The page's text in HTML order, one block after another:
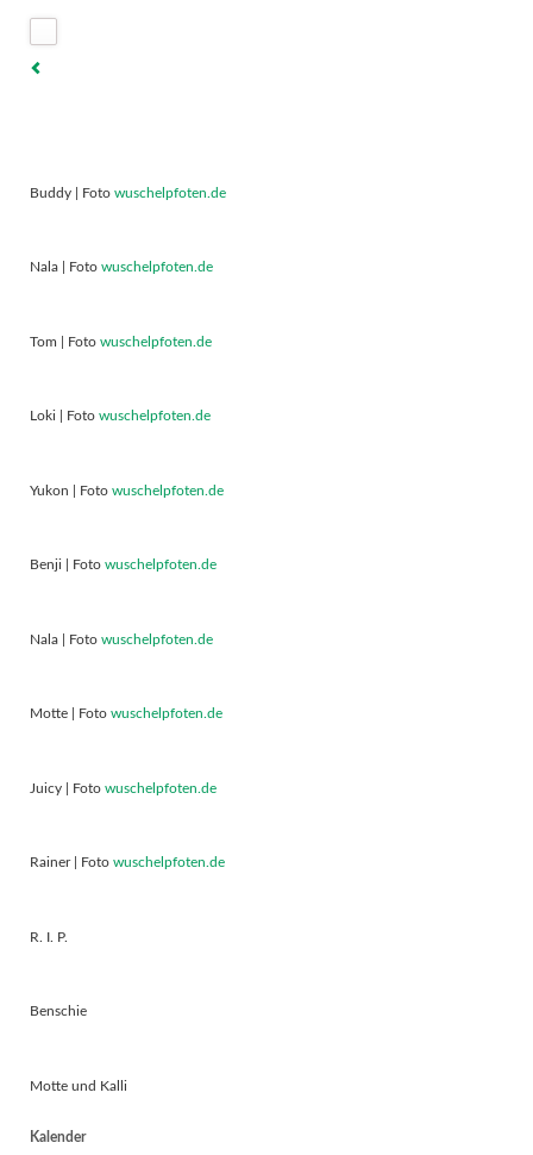
Buddy | Foto wuschelpfoten.de
Nala | Foto wuschelpfoten.de
Tom | Foto wuschelpfoten.de
Loki | Foto wuschelpfoten.de
Yukon | Foto wuschelpfoten.de
Benji | Foto wuschelpfoten.de
Nala | Foto wuschelpfoten.de
Motte | Foto wuschelpfoten.de
Juicy | Foto wuschelpfoten.de
Rainer | Foto wuschelpfoten.de
R. I. P.
Benschie
Motte und Kalli
Kalender